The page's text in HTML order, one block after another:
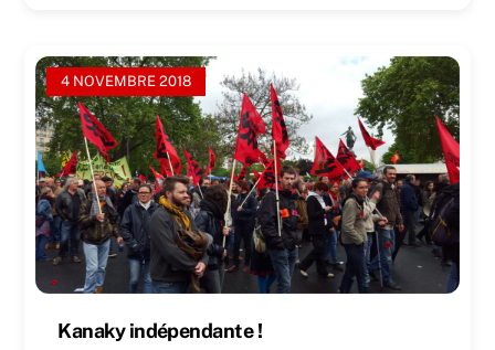
4 NOVEMBRE 2018
Kanaky indépendante !